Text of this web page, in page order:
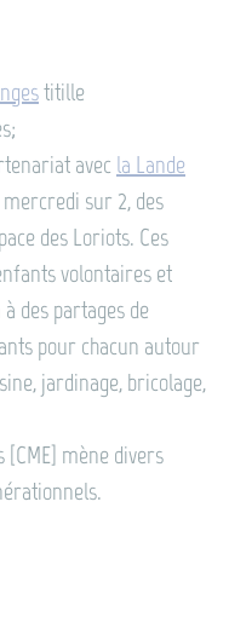
titille
avec la Lande
mercredi sur 2, des
des Loriots. Ces
volontaires et
des partages de
pour chacun autour
jardinage, bricolage,
mène divers